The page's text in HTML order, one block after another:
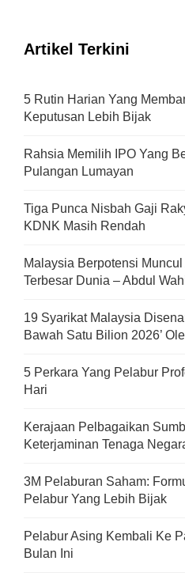
Artikel Terkini
5 Rutin Harian Yang
Keputusan Lebih Bijak
Rahsia Memilih IPO Yang
Pulangan Lumayan
Tiga Punca Nisbah Gaji
KDNK Masih Rendah
Malaysia Berpotensi
Terbesar Dunia – Abdul
19 Syarikat Malaysia
Bawah Satu Bilion 2026’
5 Perkara Yang Pelabur
Hari
Kerajaan Pelbagaikan
Keterjaminan Tenaga
3M Pelaburan Saham:
Pelabur Yang Lebih Bijak
Pelabur Asing Kembali Ke
Bulan Ini